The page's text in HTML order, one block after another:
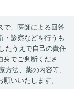
で、医師による回答
・診察などを行うも
たうえで自己の責任
身でご判断くださ
方法、薬の内容等、
いいたします。